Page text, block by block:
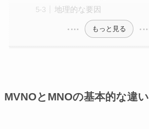
地理的な要因
もっと見る
MVNOとMNOの基本的な違い